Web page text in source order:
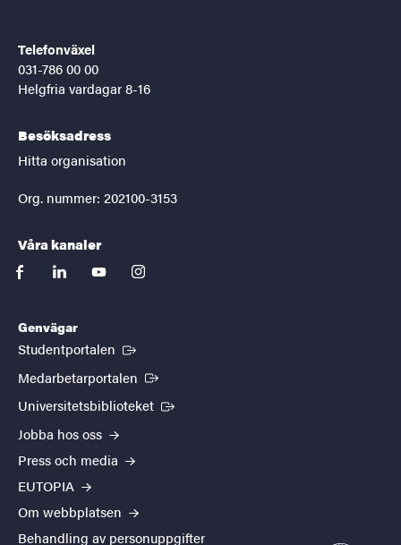
Telefonväxel
031-786 00 00
Helgfria vardagar 8-16
Besöksadress
Hitta organisation
Org. nummer: 202100-3153
Våra kanaler
facebooklinkedinyoutubeinstagram
Genvägar
Studentportalen (Extern länk)
Medarbetarportalen (Extern länk)
Universitetsbiblioteket (Extern länk)
Jobba hos oss
Press och media
EUTOPIA
Om webbplatsen
Behandling av personuppgifter